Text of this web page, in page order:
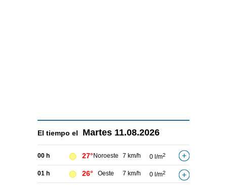
El tiempo el Martes 11.08.2026
00 h 27° Noroeste 7 km/h 0 l/m2
01 h 26° Oeste 7 km/h 0 l/m2